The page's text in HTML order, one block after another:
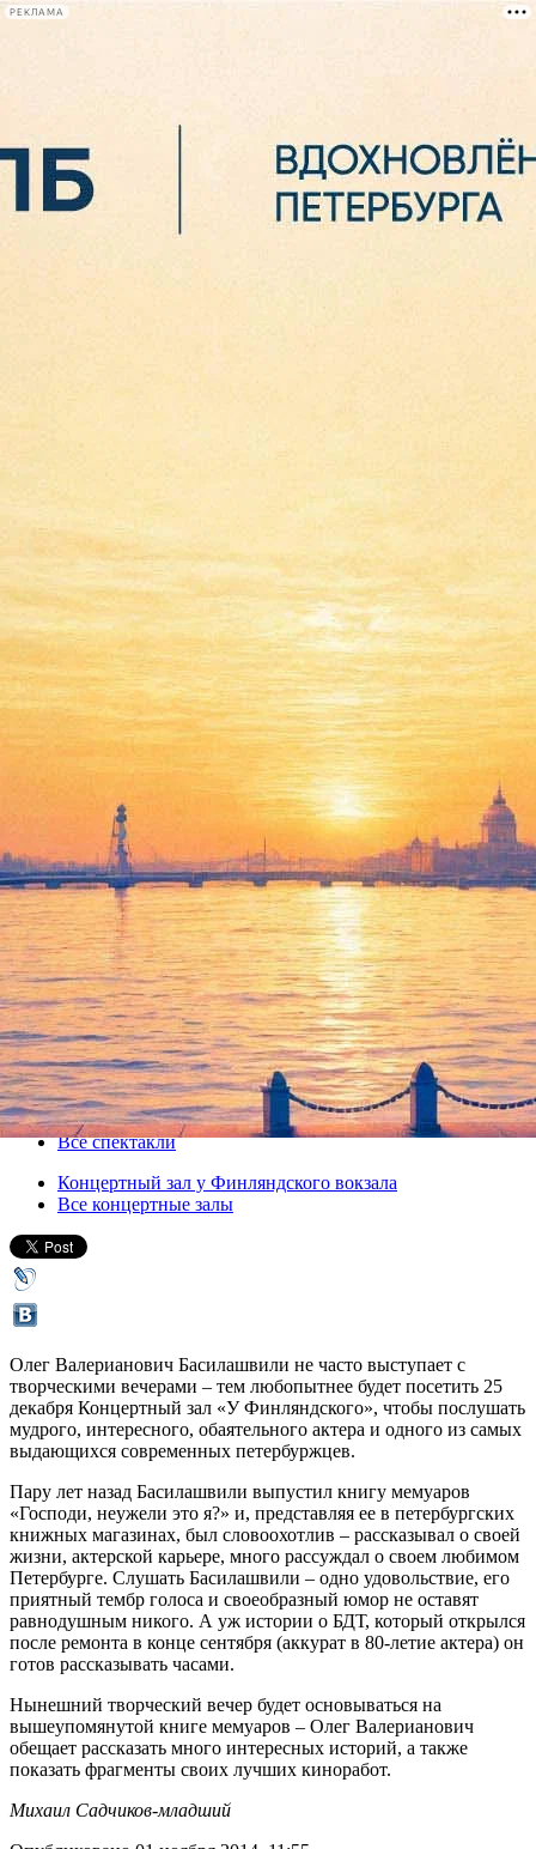
РЕКЛАМА
Сегодня:
Творческий вечер Олега
Басилашвили
25 декабря 2014, четверг
Версия для печати
Все спектакли
Концертный зал у Финляндского вокзала
Все концертные залы
Олег Валерианович Басилашвили не часто выступает с
творческими вечерами – тем любопытнее будет посетить 25
декабря Концертный зал «У Финляндского», чтобы послушать
мудрого, интересного, обаятельного актера и одного из самых
выдающихся современных петербуржцев.
Пару лет назад Басилашвили выпустил книгу мемуаров
«Господи, неужели это я?» и, представляя ее в петербургских
книжных магазинах, был словоохотлив – рассказывал о своей
жизни, актерской карьере, много рассуждал о своем любимом
Петербурге. Слушать Басилашвили – одно удовольствие, его
приятный тембр голоса и своеобразный юмор не оставят
равнодушным никого. А уж истории о БДТ, который открылся
после ремонта в конце сентября (аккурат в 80-летие актера) он
готов рассказывать часами.
Нынешний творческий вечер будет основываться на
вышеупомянутой книге мемуаров – Олег Валерианович
обещает рассказать много интересных историй, а также
показать фрагменты своих лучших киноработ.
Михаил Садчиков-младший